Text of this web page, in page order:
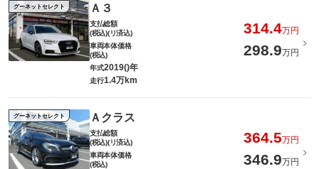
グーネットセレクト Ａ３
支払総額
(税込)(リ済込)
314.4万円
車両本体価格
(税込)
298.9万円
年式2019()年
走行1.4万km
グーネットセレクト Ａクラス
支払総額
(税込)(リ済込)
364.5万円
車両本体価格
(税込)
346.9万円